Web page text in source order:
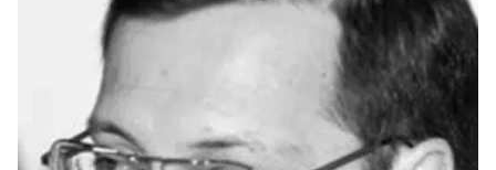
YUKIKO OCH PATRIK MÖTER
STOLPE STORIES
VIDEOGALLERI
UTMÄRKELSER